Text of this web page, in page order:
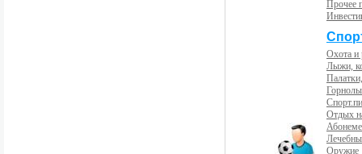
Прочее
Охота и
Лыжи,
Отдых
Оружие